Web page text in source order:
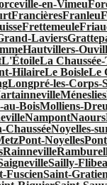
en-Vimeu
FrancièresFranleu
Frettemeule
Laviers
Hautvillers-
L'ÉtoileLa
HilaireLe BoisleLe
Longpré-les-Corps-
Méneslies
au-BoisMolliens-
NampontNaours
ChausséeNoyelles-
Pont-Noyelles
Rainneville
Sailly-
FuscienSaint-